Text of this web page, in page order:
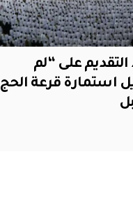
على “لم
استمارة قرعة الحج